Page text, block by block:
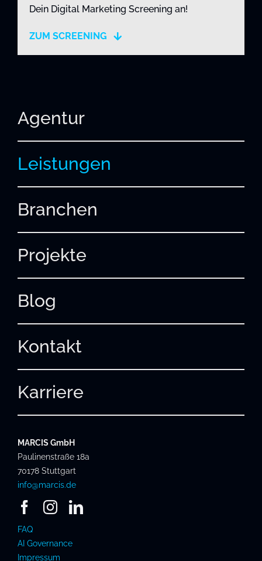
Dein Digital Marketing Screening an!
ZUM SCREENING
MARCIS GmbH
Paulinenstraße 18a
70178 Stuttgart
info@marcis.de
FAQ
AI Governance
Impressum
Agentur
Leistungen
Branchen
Projekte
Blog
Kontakt
Karriere